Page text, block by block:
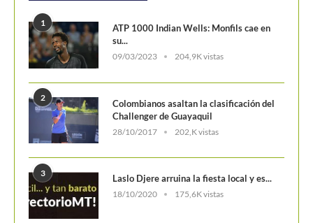
1
ATP 1000 Indian Wells: Monfils cae en
su...
09/03/2023 204,9K vistas
2
Colombianos asaltan la clasificación del
Challenger de Guayaquil
28/10/2017 202,K vistas
3 Laslo Djere arruina la fiesta local y es...
18/10/2020 175,6K vistas